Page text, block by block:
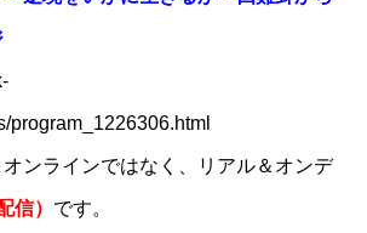
program_1226306.html
ンラインではなく、リアル＆オンデ
信） です。